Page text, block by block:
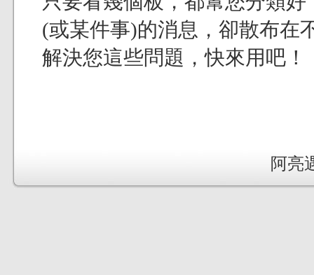
(或某件事)的消息，卻散布在
解決您這些問題，快來用吧！
阿亮